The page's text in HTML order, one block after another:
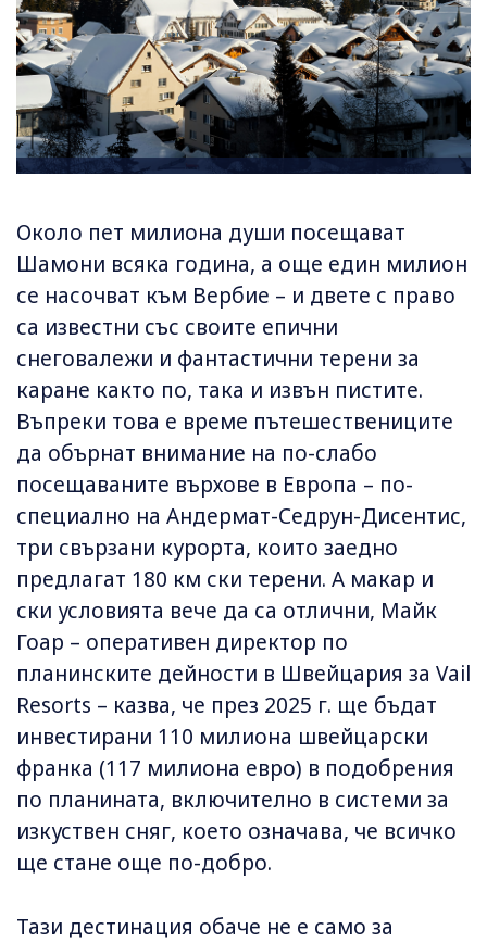
Около пет милиона души посещават
Шамони всяка година, а още един милион
се насочват към Вербие – и двете с право
са известни със своите епични
снеговалежи и фантастични терени за
каране както по, така и извън пистите.
Въпреки това е време пътешествениците
да обърнат внимание на по-слабо
посещаваните върхове в Европа – по-
специално на Андермат-Седрун-Дисентис,
три свързани курорта, които заедно
предлагат 180 км ски терени. А макар и
ски условията вече да са отлични, Майк
Гоар – оперативен директор по
планинските дейности в Швейцария за Vail
Resorts – казва, че през 2025 г. ще бъдат
инвестирани 110 милиона швейцарски
франка (117 милиона евро) в подобрения
по планината, включително в системи за
изкуствен сняг, което означава, че всичко
ще стане още по-добро.
Тази дестинация обаче не е само за